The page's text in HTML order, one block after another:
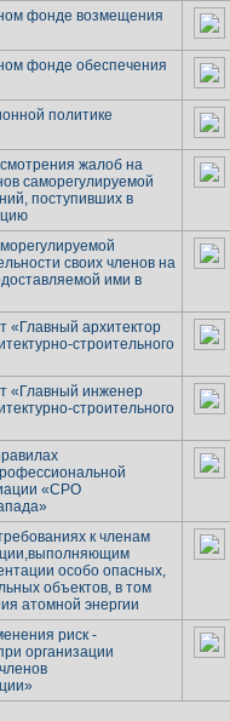
фонде возмещения
фонде обеспечения
политике
жалоб на
саморегулируемой
поступивших в
своих членов на
ими в
«Главный архитектор
строительного
«Главный инженер
строительного
«СРО
к членам
особо опасных,
объектов, в том
атомной энергии
риск -
организации